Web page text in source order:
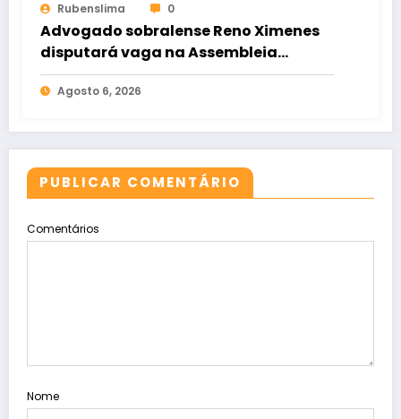
Rubenslima 0
Advogado sobralense Reno Ximenes
disputará vaga na Assembleia
Legislativa pelo PT
Agosto 6, 2026
PUBLICAR COMENTÁRIO
Comentários
Nome